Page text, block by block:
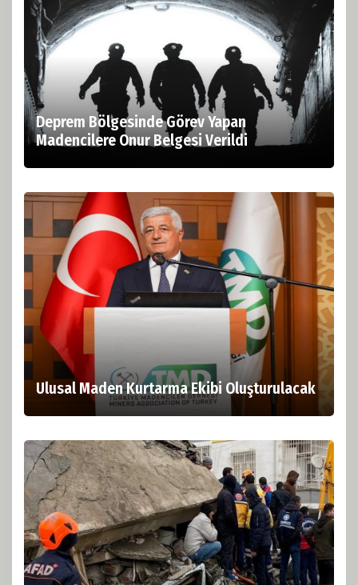
Deprem Bölgesinde Görev Yapan
Madencilere Onur Belgesi Verildi
Ulusal Maden Kurtarma Ekibi Oluşturulacak